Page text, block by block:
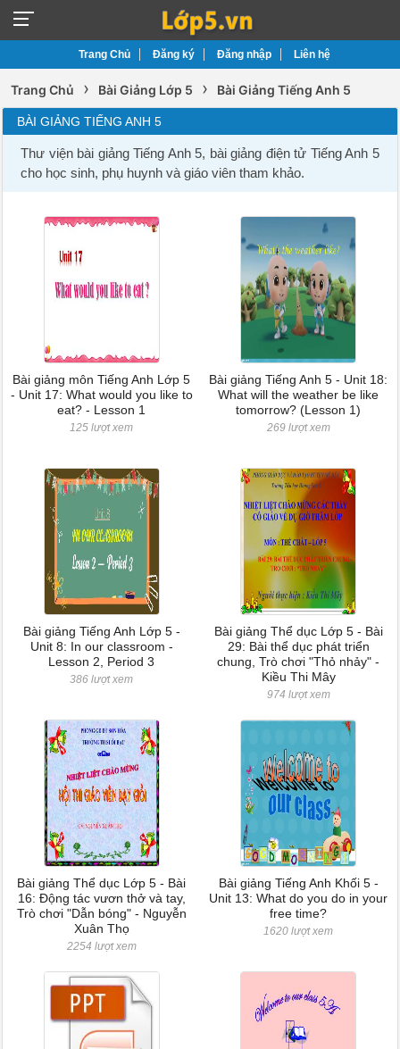
Trang Chủ Đăng ký Đăng nhập Liên hệ
Trang Chủ › Bài Giảng Lớp 5 › Bài Giảng Tiếng Anh 5
BÀI GIẢNG TIẾNG ANH 5
Thư viện bài giảng Tiếng Anh 5, bài giảng điện tử Tiếng Anh 5
cho học sinh, phụ huynh và giáo viên tham khảo.
Bài giảng môn Tiếng Anh Lớp 5
- Unit 17: What would you like to
eat? - Lesson 1
125 lượt xem
Bài giảng Tiếng Anh 5 - Unit 18:
What will the weather be like
tomorrow? (Lesson 1)
269 lượt xem
Bài giảng Tiếng Anh Lớp 5 -
Unit 8: In our classroom -
Lesson 2, Period 3
386 lượt xem
Bài giảng Thể dục Lớp 5 - Bài
29: Bài thể dục phát triển
chung, Trò chơi "Thỏ nhảy" -
Kiều Thi Mây
974 lượt xem
Bài giảng Thể dục Lớp 5 - Bài
16: Động tác vươn thở và tay,
Trò chơi "Dẫn bóng" - Nguyễn
Xuân Thọ
2254 lượt xem
Bài giảng Tiếng Anh Khối 5 -
Unit 13: What do you do in your
free time?
1620 lượt xem